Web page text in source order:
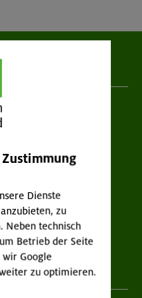
Dienste
zu
Neben technisch
Betrieb der Seite
Google
zu optimieren.